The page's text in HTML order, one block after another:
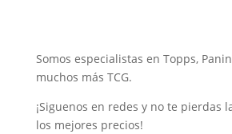
Somos especialistas en Topps,
muchos más TCG.
¡Siguenos en redes y no te pierdas
los mejores precios!